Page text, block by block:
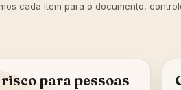
cada item para o documento,
para pessoas